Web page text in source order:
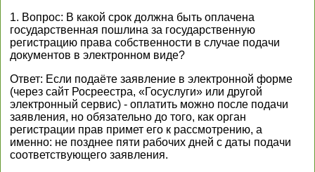
1. Вопрос: В какой срок должна быть оплачена
государственная пошлина за государственную
регистрацию права собственности в случае подачи
документов в электронном виде?
Ответ: Если подаёте заявление в электронной форме
(через сайт Росреестра, «Госуслуги» или другой
электронный сервис) - оплатить можно после подачи
заявления, но обязательно до того, как орган
регистрации прав примет его к рассмотрению, а
именно: не позднее пяти рабочих дней с даты подачи
соответствующего заявления.